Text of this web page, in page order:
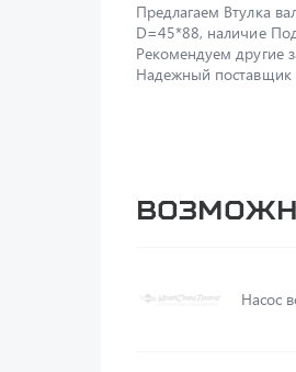
Предлагаем Втулка
D=45*88, наличие Под
Рекомендуем другие
Надежный поставщик
Насос